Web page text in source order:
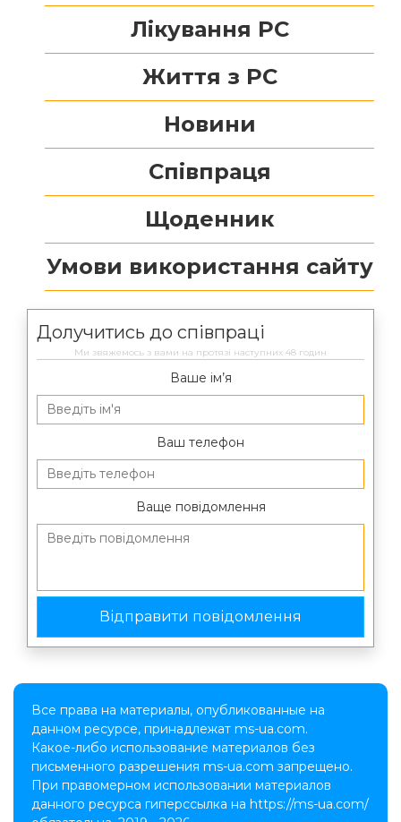
Лікування РС
Життя з РС
Новини
Співпраця
Щоденник
Умови використання сайту
Долучитись до співпраці
Ми звяжемось з вами на протязі наступних 48 годин
Ваше ім’я
Ваш телефон
Ваще повідомлення
Все права на материалы, опубликованные на
данном ресурсе, принадлежат ms-ua.com.
Какое-либо использование материалов без
письменного разрешения ms-ua.com запрещено.
При правомерном использовании материалов
данного ресурса гиперссылка на https://ms-ua.com/